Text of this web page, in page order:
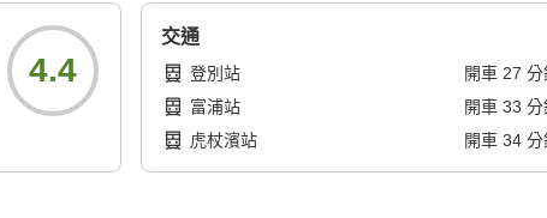
4.4
交通
登別站 開車 27 分
富浦站
開車 33 分
虎杖濱站
開車 34分